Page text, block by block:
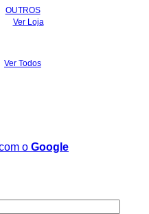
OUTROS
Ver Todos
o Google